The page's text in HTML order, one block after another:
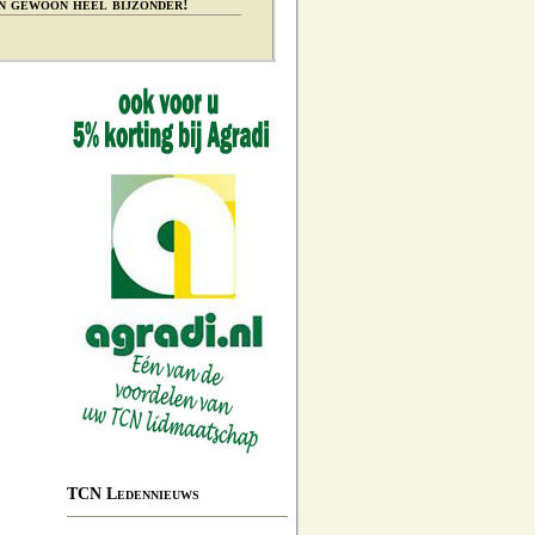
gewoon heel bijzonder!
TCN Ledennieuws